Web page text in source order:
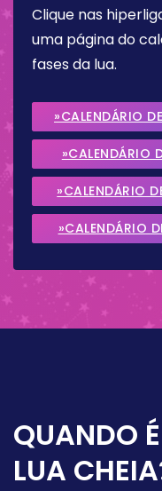
Clique nas
uma página do
fases da lua.
»CALENDÁRIO
»CALENDÁRIO
»CALENDÁRIO
»CALENDÁRIO
QUANDO
LUA